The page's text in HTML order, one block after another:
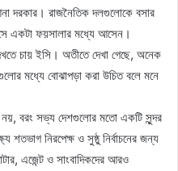
দরকার। রাজনৈতিক দলগুলোকে বসার
একটা ফয়সালার মধ্যে আসেন।
চায় ইসি। অতীতে দেখা গেছে, অনেক
মধ্যে বোঝাপড়া করা উচিত বলে মনে
নয়, বরং সভ্য দেশগুলোর মতো একটি সুন্দর
শতভাগ নিরপেক্ষ ও সুষ্ঠু নির্বাচনের জন্য
এজেন্ট ও সাংবাদিকদের আরও